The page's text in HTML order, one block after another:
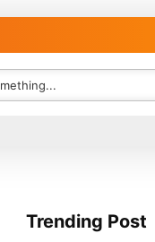
Trending Post